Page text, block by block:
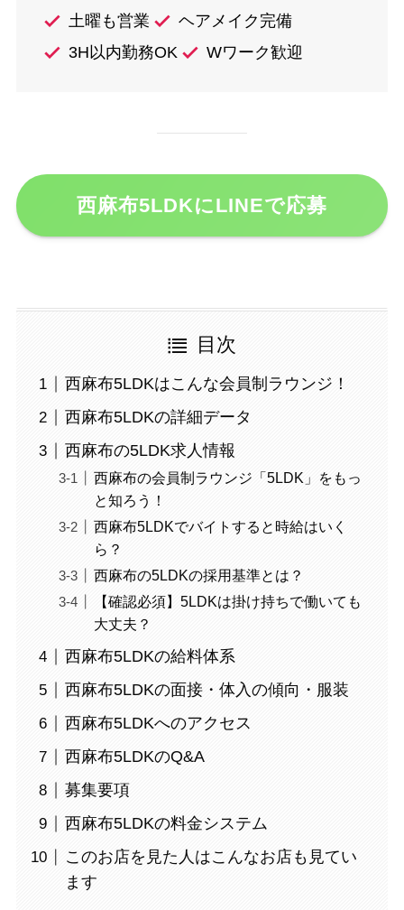
土曜も営業
ヘアメイク完備
3H以内勤務OK
Wワーク歓迎
西麻布5LDKにLINEで応募
目次
西麻布5LDKはこんな会員制ラウンジ！
西麻布5LDKの詳細データ
西麻布の5LDK求人情報
西麻布の会員制ラウンジ「5LDK」をもっ
と知ろう！
西麻布5LDKでバイトすると時給はいく
ら？
西麻布の5LDKの採用基準とは？
【確認必須】5LDKは掛け持ちで働いても
大丈夫？
西麻布5LDKの給料体系
西麻布5LDKの面接・体入の傾向・服装
西麻布5LDKへのアクセス
西麻布5LDKのQ&A
募集要項
西麻布5LDKの料金システム
このお店を見た人はこんなお店も見てい
ます